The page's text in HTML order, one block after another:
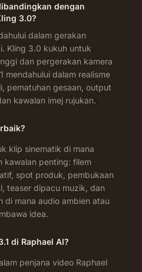
dengan
3.0?
dalam gerakan
Kling 3.0 kukuh untuk
dan pergerakan kamera
mendahului dalam realisme
pematuhan gesaan, output
kawalan imej rujukan.
klip sinematik di mana
kawalan penting: filem
spot produk, pembukaan
teaser dipacu muzik, dan
di mana audio ambien atau
idea.
di Raphael AI?
penjana video Raphael